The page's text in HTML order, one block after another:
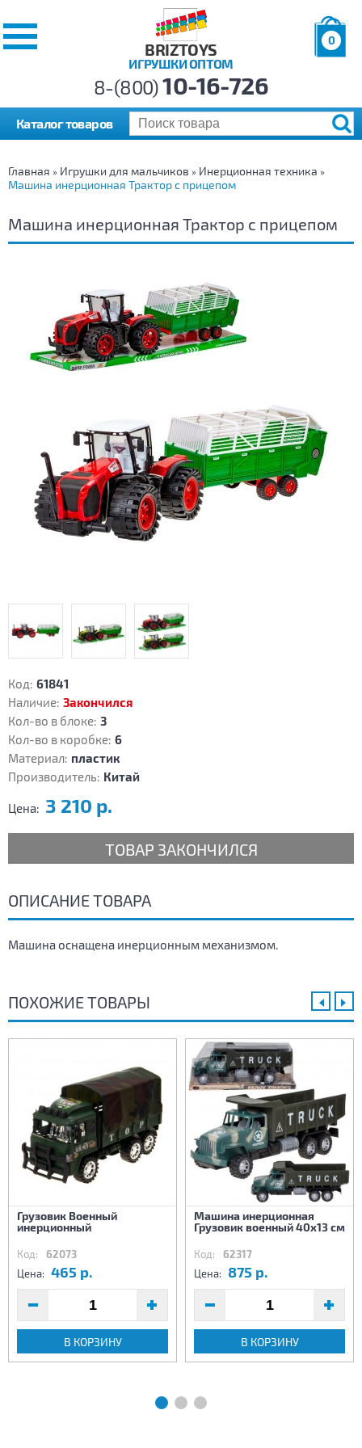
BRIZTOYS
ИГРУШКИ ОПТОМ
0
р.
8-(800)10-16-726
Каталог товаров
Главная » Игрушки для мальчиков » Инерционная техника »
Машина инерционная Трактор с прицепом
Машина инерционная Трактор с прицепом
Код: 61841
Наличие: Закончился
Кол-во в блоке: 3
Кол-во в коробке: 6
Материал: пластик
Производитель: Китай
Цена: 3 210 р.
ТОВАР ЗАКОНЧИЛСЯ
ОПИСАНИЕ ТОВАРА
Машина оснащена инерционным механизмом.
ПОХОЖИЕ ТОВАРЫ
Грузовик Военный
инерционный
Код: 62073
Цена: 465 р.
В КОРЗИНУ
Машина инерционная
Грузовик военный 40х13 см
Код: 62317
Цена: 875 р.
В КОРЗИНУ